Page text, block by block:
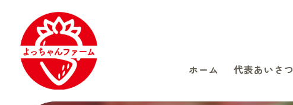
ホーム 代表あいさつ